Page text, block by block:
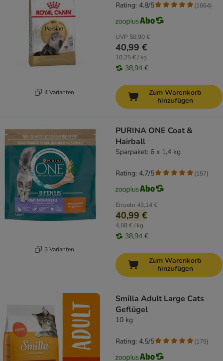
4 Varianten
UVP 50,90 €
40,99 €
10,25 € / kg
38,94 €
Rating: 4.8/5 (1064)
Zum Warenkorb
hinzufügen
3 Varianten
PURINA ONE Coat &
Hairball
Sparpaket: 6 x 1,4 kg
Einzeln 43,14 €
40,99 €
4,88 € / kg
38,94 €
Rating: 4.7/5 (157)
Zum Warenkorb
hinzufügen
Smilla Adult Large Cats
Geflügel
10 kg
Rating: 4.5/5 (179)